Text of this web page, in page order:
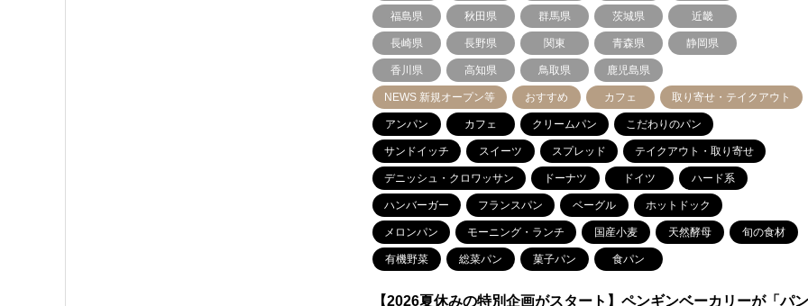
福島県 秋田県 群馬県 茨城県 近畿
長崎県 長野県 関東 青森県 静岡県
香川県 高知県 鳥取県 鹿児島県
NEWS 新規オープン等 おすすめ カフェ 取り寄せ・テイクアウト
アンパン カフェ クリームパン こだわりのパン
サンドイッチ スイーツ スプレッド テイクアウト・取り寄せ
デニッシュ・クロワッサン ドーナツ ドイツ ハード系
ハンバーガー フランスパン ベーグル ホットドック
メロンパン モーニング・ランチ 国産小麦 天然酵母 旬の食材
有機野菜 総菜パン 菓子パン 食パン
【2026夏休みの特別企画がスタート】ペンギンベーカリーが「パ